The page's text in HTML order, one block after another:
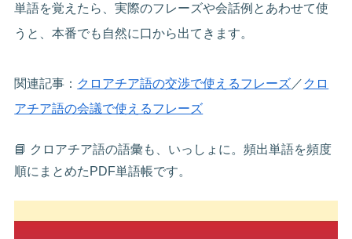
単語を覚えたら、実際のフレーズや会話例とあわせて使
うと、本番でも自然に口から出てきます。
関連記事： クロアチア語の交渉で使えるフレーズ ／ クロ
アチア語の会議で使えるフレーズ
📘 クロアチア語の語彙も、いっしょに。頻出単語を頻度
順にまとめたPDF単語帳です。